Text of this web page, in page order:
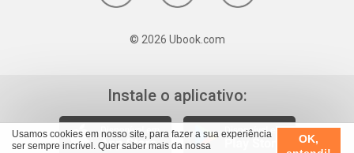
Usamos cookies em nosso site, para fazer a sua experiência
ser sempre incrível. Quer saber mais da nossa
OK,
© 2026 Ubook.com
Instale o aplicativo: